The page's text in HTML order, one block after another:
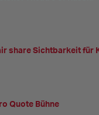
share Sichtbarkeit für
Quote Bühne